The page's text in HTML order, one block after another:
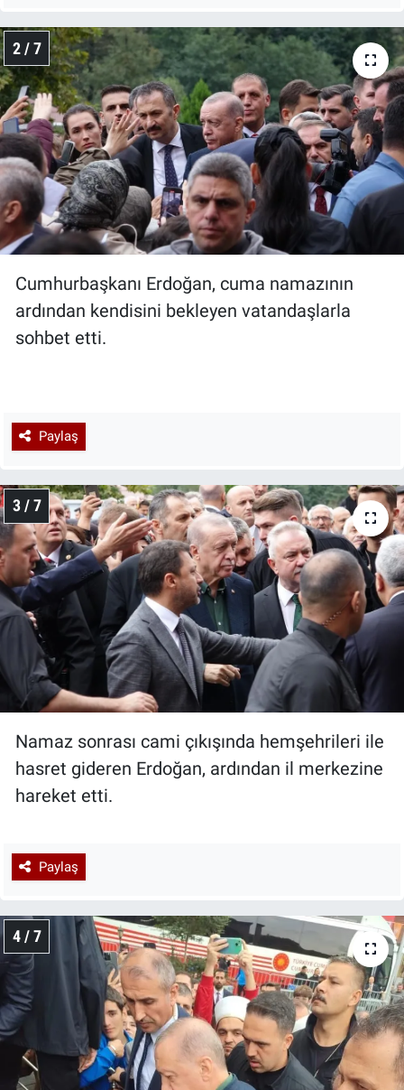
2 / 7
Cumhurbaşkanı Erdoğan, cuma namazının
ardından kendisini bekleyen vatandaşlarla
sohbet etti.
Paylaş
3 / 7
Namaz sonrası cami çıkışında hemşehrileri ile
hasret gideren Erdoğan, ardından il merkezine
hareket etti.
Paylaş
4 / 7